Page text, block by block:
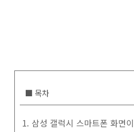
■ 목차
1. 삼성 갤럭시 스마트폰 화면